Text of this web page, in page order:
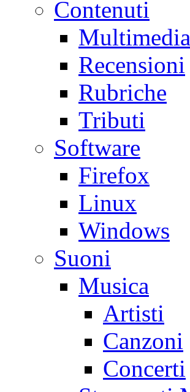
Contenuti
Multimedia
Recensioni
Rubriche
Tributi
Software
Firefox
Linux
Windows
Suoni
Musica
Artisti
Canzoni
Concerti